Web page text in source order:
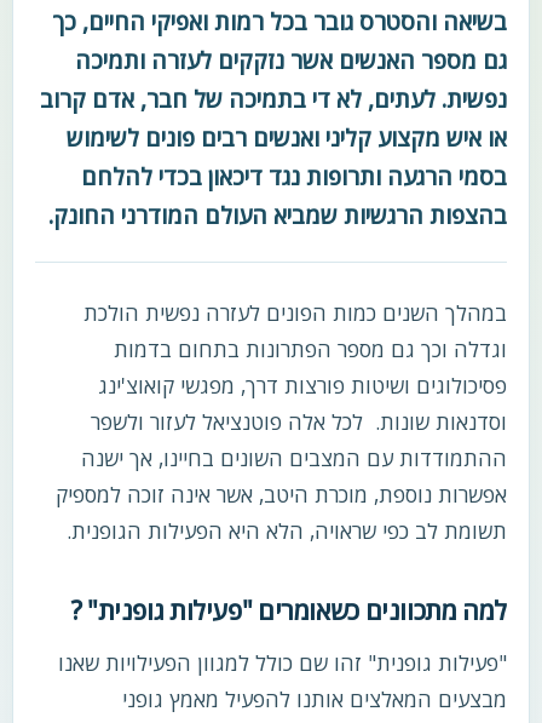
בשיאה והסטרס גובר בכל רמות ואפיקי החיים, כך
גם מספר האנשים אשר נזקקים לעזרה ותמיכה
נפשית. לעתים, לא די בתמיכה של חבר, אדם קרוב
או איש מקצוע קליני ואנשים רבים פונים לשימוש
בסמי הרגעה ותרופות נגד דיכאון בכדי להלחם
בהצפות הרגשיות שמביא העולם המודרני החונק.
במהלך השנים כמות הפונים לעזרה נפשית הולכת
וגדלה וכך גם מספר הפתרונות בתחום בדמות
פסיכולוגים ושיטות פורצות דרך, מפגשי קואוצ'ינג
וסדנאות שונות. לכל אלה פוטנציאל לעזור ולשפר
ההתמודדות עם המצבים השונים בחיינו, אך ישנה
אפשרות נוספת, מוכרת היטב, אשר אינה זוכה למספיק
תשומת לב כפי שראויה, הלא היא הפעילות הגופנית.
למה מתכוונים כשאומרים "פעילות גופנית" ?
"פעילות גופנית" זהו שם כולל למגוון הפעילויות שאנו
מבצעים המאלצים אותנו להפעיל מאמץ גופני